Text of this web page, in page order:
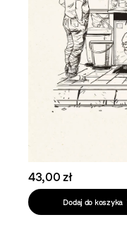
43,00 zł
Dodaj do koszyka